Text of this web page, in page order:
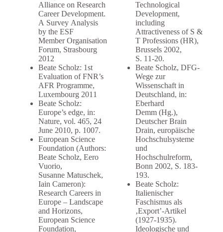
Alliance on Research
Career Development.
A Survey Analysis
by the ESF
Member Organisation
Forum, Strasbourg
2012
Beate Scholz: 1st
Evaluation of FNR’s
AFR Programme,
Luxembourg 2011
Beate Scholz:
Europe’s edge, in:
Nature, vol. 465, 24
June 2010, p. 1007.
European Science
Foundation (Authors:
Beate Scholz, Eero
Vuorio,
Susanne Matuschek,
Iain Cameron):
Research Careers in
Europe – Landscape
and Horizons,
European Science
Foundation,
Technological
Development,
including
Attractiveness of S &
T Professions (HR),
Brussels 2002,
S. 11-20.
Beate Scholz, DFG-
Wege zur
Wissenschaft in
Deutschland, in:
Eberhard
Demm (Hg.),
Deutscher Brain
Drain, europäische
Hochschulsysteme
und
Hochschulreform,
Bonn 2002, S. 183-
193.
Beate Scholz:
Italienischer
Faschismus als
‚Export’-Artikel
(1927-1935).
Ideologische und